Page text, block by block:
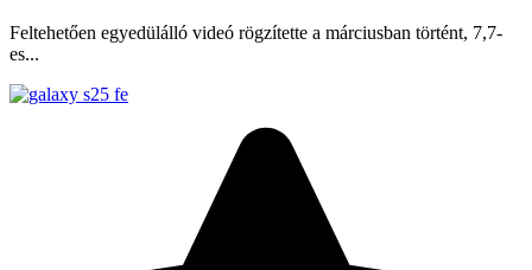
Feltehetően egyedülálló videó rögzítette a márciusban történt, 7,7-
es...